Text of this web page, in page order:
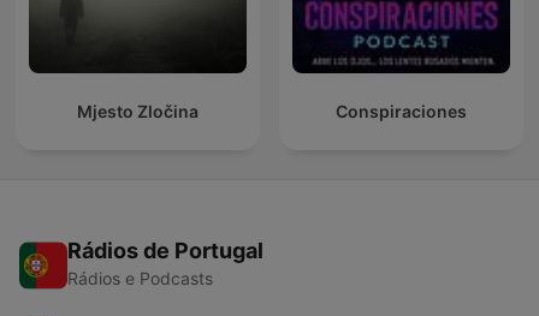
Mjesto Zločina Conspiraciones
Rádios de Portugal
Rádios e Podcasts